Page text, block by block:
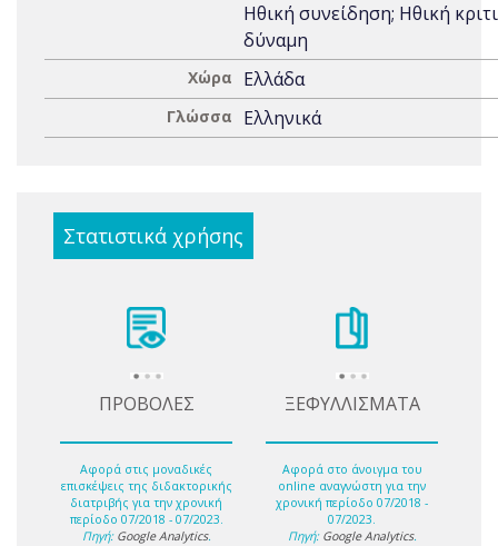
Ηθική συνείδηση; Ηθική
δύναμη
Χώρα Ελλάδα
Γλώσσα Ελληνικά
Στατιστικά χρήσης
ΠΡΟΒΟΛΕΣ
Αφορά στις μοναδικές
επισκέψεις της διδακτορικής
διατριβής για την χρονική
περίοδο 07/2018 - 07/2023.
Πηγή: Google Analytics.
ΞΕΦΥΛΛΙΣΜΑΤΑ
Αφορά στο άνοιγμα του
online αναγνώστη για την
χρονική περίοδο 07/2018 -
07/2023.
Πηγή: Google Analytics.